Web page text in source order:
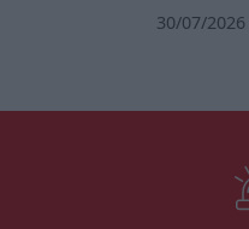
30/07/2026